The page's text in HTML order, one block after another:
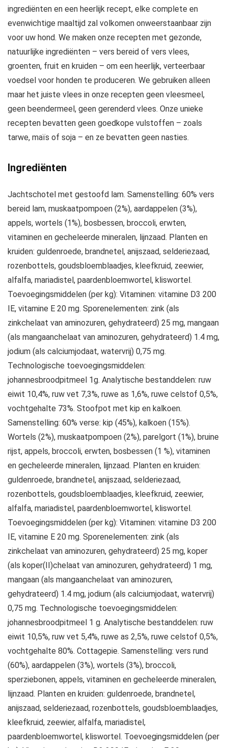
ingrediënten en een heerlijk recept, elke complete en
evenwichtige maaltijd zal volkomen onweerstaanbaar zijn
voor uw hond. We maken onze recepten met gezonde,
natuurlijke ingrediënten – vers bereid of vers vlees,
groenten, fruit en kruiden – om een heerlijk, verteerbaar
voedsel voor honden te produceren. We gebruiken alleen
maar het juiste vlees in onze recepten geen vleesmeel,
geen beendermeel, geen gerenderd vlees. Onze unieke
recepten bevatten geen goedkope vulstoffen – zoals
tarwe, maïs of soja – en ze bevatten geen nasties.
Ingrediënten
Jachtschotel met gestoofd lam. Samenstelling: 60% vers
bereid lam, muskaatpompoen (2%), aardappelen (3%),
appels, wortels (1%), bosbessen, broccoli, erwten,
vitaminen en gecheleerde mineralen, lijnzaad. Planten en
kruiden: guldenroede, brandnetel, anijszaad, selderiezaad,
rozenbottels, goudsbloemblaadjes, kleefkruid, zeewier,
alfalfa, mariadistel, paardenbloemwortel, kliswortel.
Toevoegingsmiddelen (per kg): Vitaminen: vitamine D3 200
IE, vitamine E 20 mg. Sporenelementen: zink (als
zinkchelaat van aminozuren, gehydrateerd) 25 mg, mangaan
(als mangaanchelaat van aminozuren, gehydrateerd) 1.4 mg,
jodium (als calciumjodaat, watervrij) 0,75 mg.
Technologische toevoegingsmiddelen:
johannesbroodpitmeel 1g. Analytische bestanddelen: ruw
eiwit 10,4%, ruw vet 7,3%, ruwe as 1,6%, ruwe celstof 0,5%,
vochtgehalte 73%. Stoofpot met kip en kalkoen.
Samenstelling: 60% verse: kip (45%), kalkoen (15%).
Wortels (2%), muskaatpompoen (2%), parelgort (1%), bruine
rijst, appels, broccoli, erwten, bosbessen (1 %), vitaminen
en gecheleerde mineralen, lijnzaad. Planten en kruiden:
guldenroede, brandnetel, anijszaad, selderiezaad,
rozenbottels, goudsbloemblaadjes, kleefkruid, zeewier,
alfalfa, mariadistel, paardenbloemwortel, kliswortel.
Toevoegingsmiddelen (per kg): Vitaminen: vitamine D3 200
IE, vitamine E 20 mg. Sporenelementen: zink (als
zinkchelaat van aminozuren, gehydrateerd) 25 mg, koper
(als koper(II)chelaat van aminozuren, gehydrateerd) 1 mg,
mangaan (als mangaanchelaat van aminozuren,
gehydrateerd) 1.4 mg, jodium (als calciumjodaat, watervrij)
0,75 mg. Technologische toevoegingsmiddelen:
johannesbroodpitmeel 1 g. Analytische bestanddelen: ruw
eiwit 10,5%, ruw vet 5,4%, ruwe as 2,5%, ruwe celstof 0,5%,
vochtgehalte 80%. Cottagepie. Samenstelling: vers rund
(60%), aardappelen (3%), wortels (3%), broccoli,
sperziebonen, appels, vitaminen en gecheleerde mineralen,
lijnzaad. Planten en kruiden: guldenroede, brandnetel,
anijszaad, selderiezaad, rozenbottels, goudsbloemblaadjes,
kleefkruid, zeewier, alfalfa, mariadistel,
paardenbloemwortel, kliswortel. Toevoegingsmiddelen (per